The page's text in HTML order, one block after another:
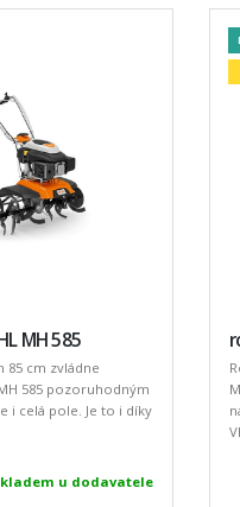
MH 585
85 cm zvládne
585 pozoruhodným
i celá pole. Je to i díky
u dodavatele